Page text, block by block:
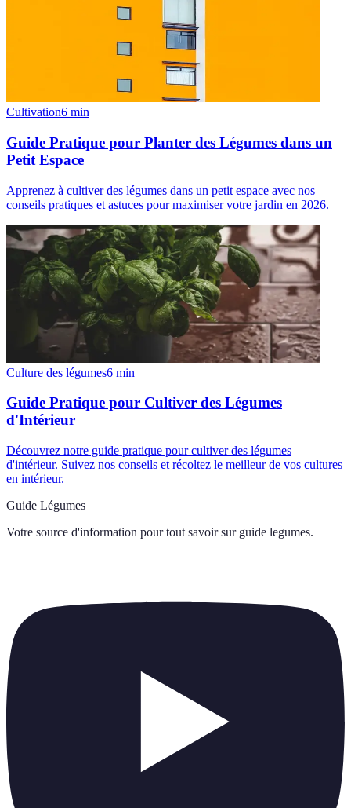
Cultivation6 min
Guide Pratique pour Planter des Légumes dans un
Petit Espace
Apprenez à cultiver des légumes dans un petit espace avec nos
conseils pratiques et astuces pour maximiser votre jardin en 2026.
Culture des légumes6 min
Guide Pratique pour Cultiver des Légumes
d'Intérieur
Découvrez notre guide pratique pour cultiver des légumes
d'intérieur. Suivez nos conseils et récoltez le meilleur de vos cultures
en intérieur.
Guide Légumes
Votre source d'information pour tout savoir sur guide legumes.